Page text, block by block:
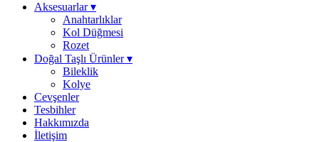
Aksesuarlar▾
Anahtarlıklar
Kol Düğmesi
Rozet
Doğal Taşlı Ürünler▾
Bileklik
Kolye
Cevşenler
Tesbihler
Hakkımızda
İletişim